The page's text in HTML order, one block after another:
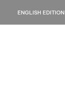
ENGLISH EDITION